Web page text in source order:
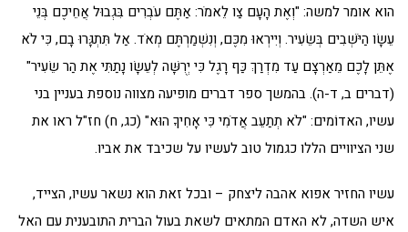
הוא אומר למשה: "וְאֶת הָעָם צַו לֵאמֹר: אַתֶּם עֹבְרִים בִּגְבוּל אֲחֵיכֶם בְּנֵי
עֵשָׂו הַיֹּשְׁבִים בְּשֵׂעִיר. וְיִירְאוּ מִכֶּם, וְנִשְׁמַרְתֶּם מְאֹד. אַל תִּתְגָּרוּ בָם, כִּי לֹא
אֶתֵּן לָכֶם מֵאַרְצָם עַד מִדְרַךְ כַּף רָגֶל כִּי יְרֻשָּׁה לְעֵשָׂו נָתַתִּי אֶת הַר שֵׂעִיר"
(דברים ב, ד-ה). בהמשך ספר דברים מופיעה מצווה נוספת בעניין בני
עשיו, האדוֹמים: "לֹא תְתַעֵב אֲדֹמִי כִּי אָחִיךָ הוּא" (כג, ח) חז"ל ראו את
שני הציוויים הללו כגמול טוב לעשיו על שכיבד את אביו.
עשיו החזיר אפוא אהבה ליצחק – ובכל זאת הוא נשאר עשיו, הצייד,
איש השדה, לא האדם המתאים לשאת בעול הברית התובענית עם האל